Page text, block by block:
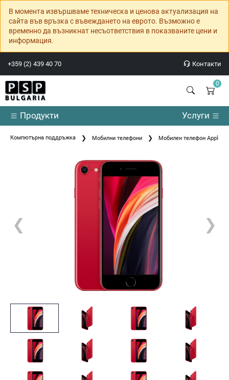
В момента извършваме техническа и ценова актуализация на
сайта във връзка с въвеждането на еврото. Възможно е
временно да възникнат несъответствия в показваните цени и
информация.
+359 (2) 439 40 70 Контакти
0
Продукти Услуги
Компютърна поддръжка Мобилни телефони Мобилен телефон Apple
❮ ❯